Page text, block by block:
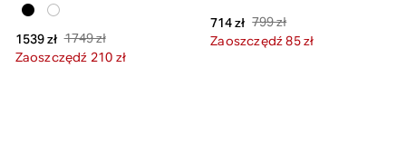
1539 zł 1749 zł
Zaoszczędź 210 zł
714 zł 799 zł
Zaoszczędź 85 zł